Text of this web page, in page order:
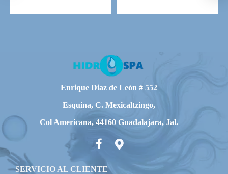
No incluye costo de envío, favor de cotizar con su vendedor.
No incluye desagüe y rebosadero.
Tiempo de entrega de 8 a 10 día, con equipo plus de 10 a 15
días (en envíos foráneos depende del transporte).
Para envíos foráneos más $750.00 del rejilla de madera (para
Enrique Diaz de León # 552
Esquina, C. Mexicaltzingo,
Col Americana, 44160 Guadalajara, Jal.
SERVICIO AL CLIENTE